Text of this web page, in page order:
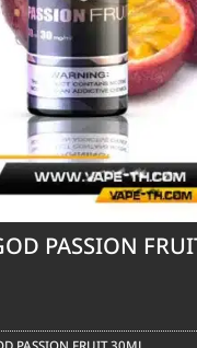
PASSION